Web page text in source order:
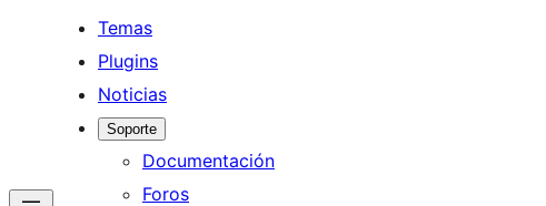
Temas
Plugins
Noticias
Soporte
Documentación
Foros